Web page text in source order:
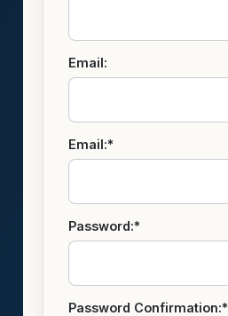
Email:
Email:*
Password:*
Password Confirmation:*